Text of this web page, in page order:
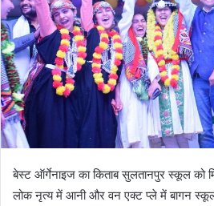
बेस्ट ऑर्गेनाइज का किताब सुलतानपुर स्कूल को
लोक नृत्य में आनी और वन एक्ट प्ले में बागन